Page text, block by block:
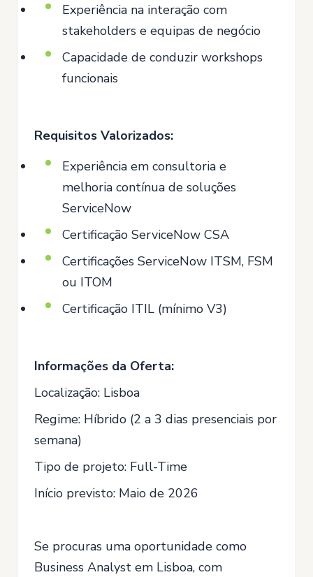
Experiência na interação com
stakeholders e equipas de negócio
Capacidade de conduzir workshops
funcionais
Requisitos Valorizados:
Experiência em consultoria e
melhoria contínua de soluções
ServiceNow
Certificação ServiceNow CSA
Certificações ServiceNow ITSM, FSM
ou ITOM
Certificação ITIL (mínimo V3)
Informações da Oferta:
Localização: Lisboa
Regime: Híbrido (2 a 3 dias presenciais por
semana)
Tipo de projeto: Full-Time
Início previsto: Maio de 2026
Se procuras uma oportunidade como
Business Analyst em Lisboa, com